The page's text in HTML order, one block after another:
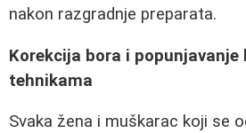
nakon razgradnje preparata.
Korekcija bora i popunjavanje
tehnikama
Svaka žena i muškarac koji se